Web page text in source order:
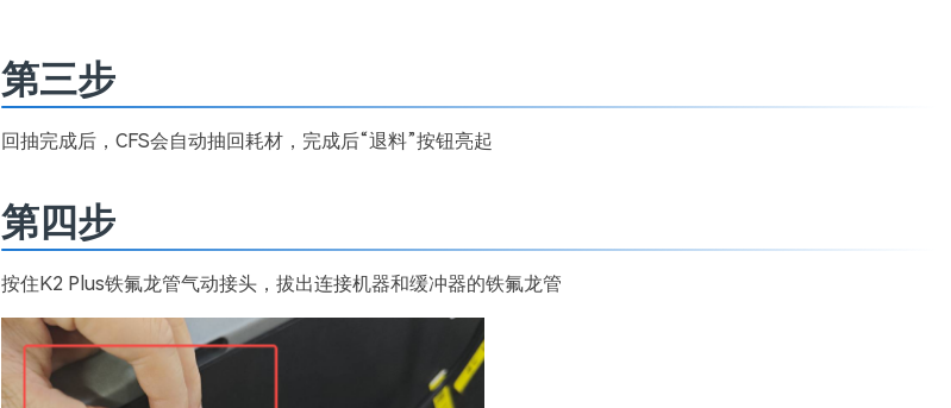
第三步
回抽完成后，CFS会自动抽回耗材，完成后“退料”按钮亮起
第四步
按住K2 Plus铁氟龙管气动接头，拔出连接机器和缓冲器的铁氟龙管